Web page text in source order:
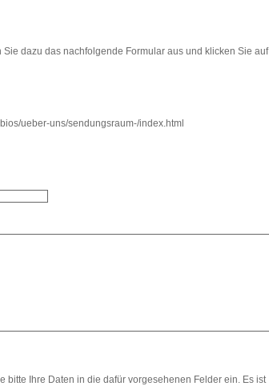
dazu das nachfolgende Formular aus und klicken Sie auf
ueber-uns/sendungsraum-/index.html
bitte Ihre Daten in die dafür vorgesehenen Felder ein. Es ist